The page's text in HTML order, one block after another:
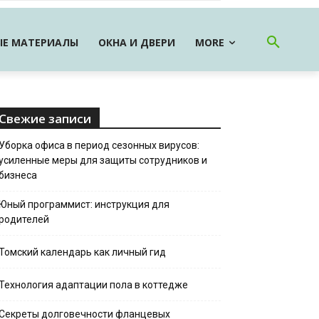
МАТЕРИАЛЫ ОКНА И ДВЕРИ MORE
Свежие записи
Уборка офиса в период сезонных вирусов:
меры для защиты сотрудников и
Юный программист: инструкция для
календарь как личный гид
адаптации пола в коттедже
долговечности фланцевых